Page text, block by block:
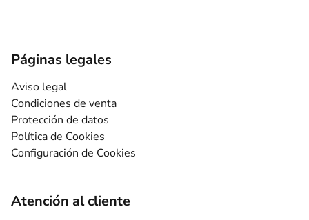
Páginas legales
Aviso legal
Condiciones de venta
Protección de datos
Política de Cookies
Configuración de Cookies
Atención al cliente